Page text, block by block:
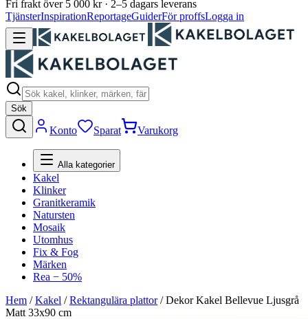
Fri frakt över 5 000 kr · 2–5 dagars leverans
TjänsterInspirationReportageGuiderFör proffsLogga in
Sök
Konto Sparat Varukorg
Alla kategorier
Kakel
Klinker
Granitkeramik
Natursten
Mosaik
Utomhus
Fix & Fog
Märken
Rea − 50%
Hem /Kakel /Rektangulära plattor/Dekor Kakel Bellevue Ljusgrå
Matt 33x90 cm